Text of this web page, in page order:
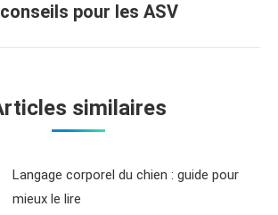
pour les ASV
similaires
Langage corporel du chien : guide pour
mieux le lire